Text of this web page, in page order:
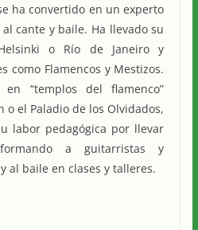
ha convertido en un experto
cante y baile. Ha llevado su
o Río de Janeiro y
como Flamencos y Mestizos.
en “templos del flamenco”
o el Paladio de los Olvidados,
labor pedagógica por llevar
a guitarristas y
al baile en clases y talleres.